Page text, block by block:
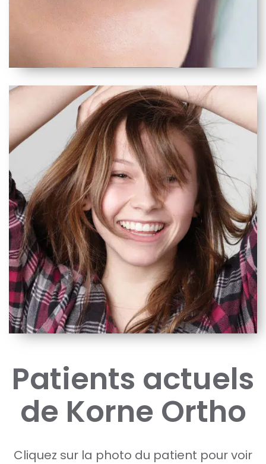
Patients actuels
de Korne Ortho
Cliquez sur la photo du patient pour voir